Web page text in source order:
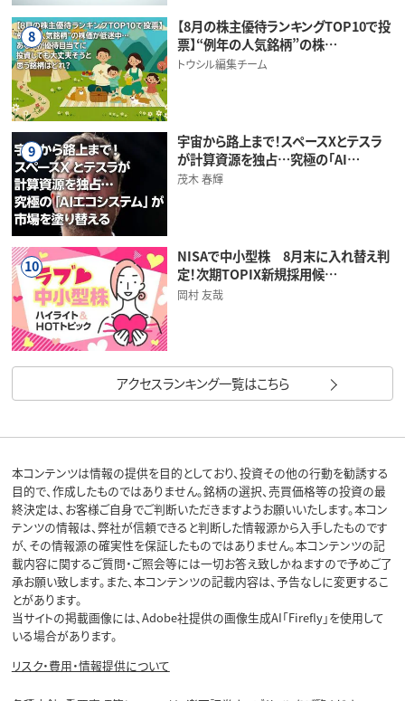
8
【8月の株主優待ランキングTOP10で投
票】“例年の人気銘柄”の株…
トウシル編集チーム
9
宇宙から路上まで！スペースXとテスラ
が計算資源を独占…究極の「AI…
茂木 春輝
10
NISAで中小型株 8月末に入れ替え判
定！次期TOPIX新規採用候…
岡村 友哉
アクセスランキング一覧はこちら
本コンテンツは情報の提供を目的としており、投資その他の行動を勧誘する
目的で、作成したものではありません。銘柄の選択、売買価格等の投資の最
終決定は、お客様ご自身でご判断いただきますようお願いいたします。本コン
テンツの情報は、弊社が信頼できると判断した情報源から入手したものです
が、その情報源の確実性を保証したものではありません。本コンテンツの記
載内容に関するご質問・ご照会等には一切お答え致しかねますので予めご了
承お願い致します。また、本コンテンツの記載内容は、予告なしに変更するこ
とがあります。
当サイトの掲載画像には、Adobe社提供の画像生成AI「Firefly」を使用して
いる場合があります。
リスク・費用・情報提供について